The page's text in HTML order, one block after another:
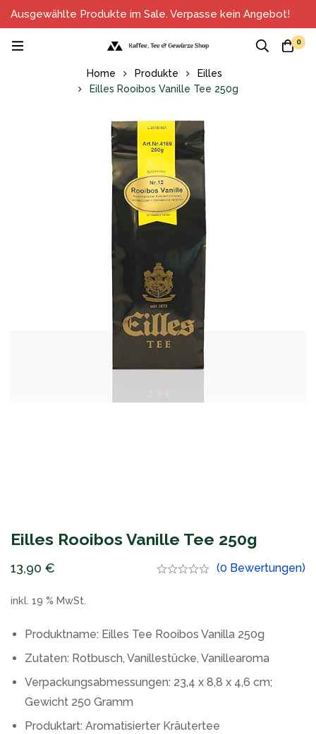
Ausgewählte Produkte im Sale. Verpasse kein Angebot!
0
Home Produkte
Eilles
Eilles Rooibos Vanille Tee 250g
Eilles Rooibos Vanille Tee 250g
13,90 € (0 Bewertungen)
inkl. 19 % MwSt.
Produktname: Eilles Tee Rooibos Vanilla 250g
Zutaten: Rotbusch, Vanillestücke, Vanillearoma
Verpackungsabmessungen: 23,4 x 8,8 x 4,6 cm;
Gewicht 250 Gramm
Produktart: Aromatisierter Kräutertee